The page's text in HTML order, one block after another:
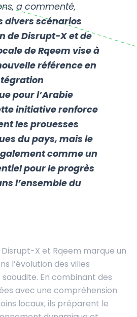
a commenté,
divers scénarios
de Disrupt-X et de
de Rqeem vise à
référence en
pour l’Arabie
initiative renforce
les prouesses
du pays, mais le
comme un
pour le progrès
l’ensemble du
X et Rqeem marque un
l’évolution des villes
En combinant des
avec une compréhension
locaux, ils préparent le